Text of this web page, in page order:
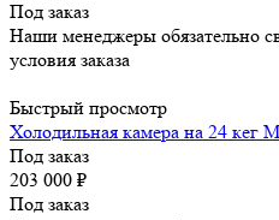
Под заказ
Наши менеджеры обязательно
условия заказа
Быстрый просмотр
Холодильная камера на 24 кег
Под заказ
203 000 ₽
Под заказ